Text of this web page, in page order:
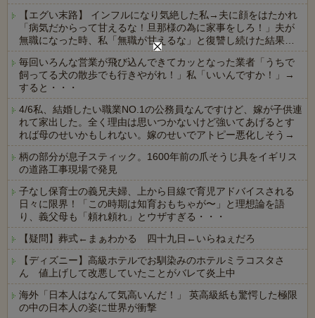
【エグい末路】 インフルになり気絶した私→夫に顔をはたかれ
「病気だからって甘えるな！旦那様の為に家事をしろ！」夫が
無職になった時、私「無職が甘えるな」と復讐し続けた結果…
毎回いろんな営業が飛び込んできてカッとなった業者「うちで
飼ってる犬の散歩でも行きやがれ！」私「いいんですか！」→
すると・・・
4/6私、結婚したい職業NO.1の公務員なんですけど、嫁が子供連
れて家出した。全く理由は思いつかないけど強いてあげるとす
れば母のせいかもしれない。嫁のせいでアトピー悪化しそう→
柄の部分が息子スティック。1600年前の爪そうじ具をイギリス
の道路工事現場で発見
子なし保育士の義兄夫婦、上から目線で育児アドバイスされる
日々に限界！「この時期は知育おもちゃが〜」と理想論を語
り、義父母も「頼れ頼れ」とウザすぎる・・・
【疑問】葬式←まぁわかる 四十九日←いらねぇだろ
【ディズニー】高級ホテルでお馴染みのホテルミラコスタさ
ん 値上げして改悪していたことがバレて炎上中
海外「日本人はなんて気高いんだ！」 英高級紙も驚愕した極限
の中の日本人の姿に世界が衝撃